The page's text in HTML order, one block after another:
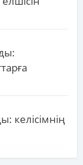
келісімнің